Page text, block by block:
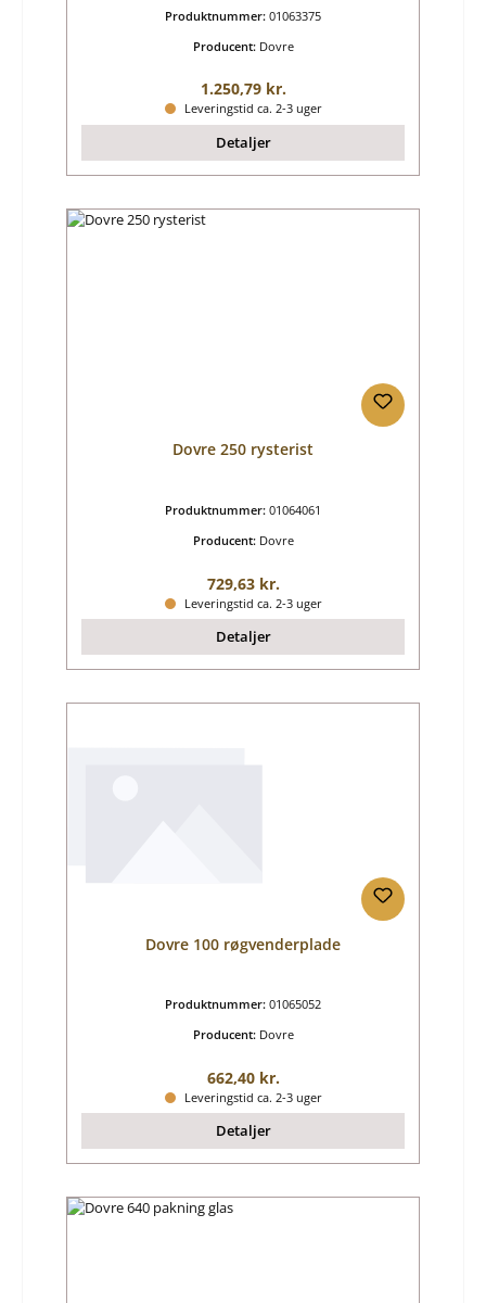
Produktnummer: 01063375
Producent: Dovre
Almindelig pris:
1.250,79 kr.
Leveringstid ca. 2-3 uger
Detaljer
Dovre 250 rysterist
Produktnummer: 01064061
Producent: Dovre
Almindelig pris:
729,63 kr.
Leveringstid ca. 2-3 uger
Detaljer
Dovre 100 røgvenderplade
Produktnummer: 01065052
Producent: Dovre
Almindelig pris:
662,40 kr.
Leveringstid ca. 2-3 uger
Detaljer